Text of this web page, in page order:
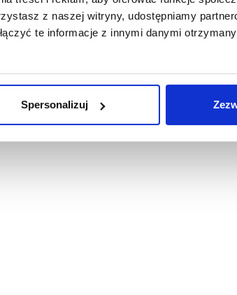
z naszej witryny, udostępniamy
te informacje z innymi danymi
Spersonalizuj